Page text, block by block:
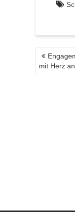
mit Herz